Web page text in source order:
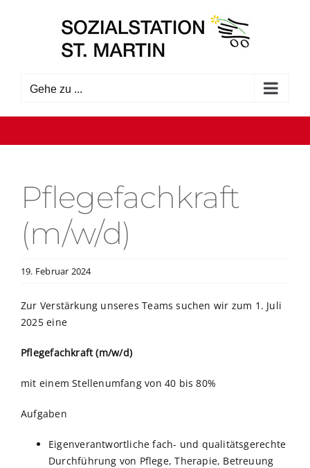
Gehe zu ...
Pflegefachkraft
(m/w/d)
19. Februar 2024
Zur Verstärkung unseres Teams suchen wir zum 1. Juli
2025 eine
Pflegefachkraft (m/w/d)
mit einem Stellenumfang von 40 bis 80%
Aufgaben
Eigenverantwortliche fach- und qualitätsgerechte
Durchführung von Pflege, Therapie, Betreuung